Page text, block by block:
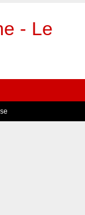
- Le